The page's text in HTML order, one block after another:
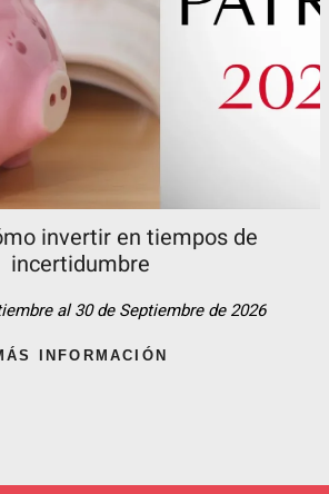
invertir en tiempos de
incertidumbre
al 30 de Septiembre de 2026
INFORMACIÓN